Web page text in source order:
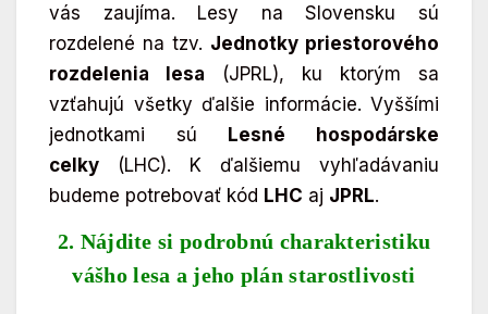
vás zaujíma. Lesy na Slovensku sú
rozdelené na tzv. Jednotky priestorového
rozdelenia lesa (JPRL), ku ktorým sa
vzťahujú všetky ďalšie informácie. Vyššími
jednotkami sú
Lesné hospodárske
celky (LHC). K ďalšiemu vyhľadávaniu
budeme potrebovať kód LHC aj JPRL.
2. Nájdite si podrobnú charakteristiku
vášho lesa a jeho plán starostlivosti